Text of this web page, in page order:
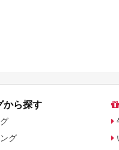
から探す
グ